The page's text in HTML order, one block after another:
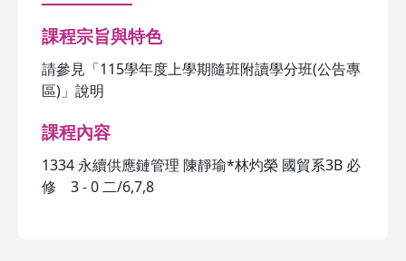
課程宗旨與特色
請參見「115學年度上學期隨班附讀學分班(公告專
區)」說明
課程內容
1334 永續供應鏈管理 陳靜瑜*林灼榮 國貿系3B 必
修 3 - 0 二/6,7,8